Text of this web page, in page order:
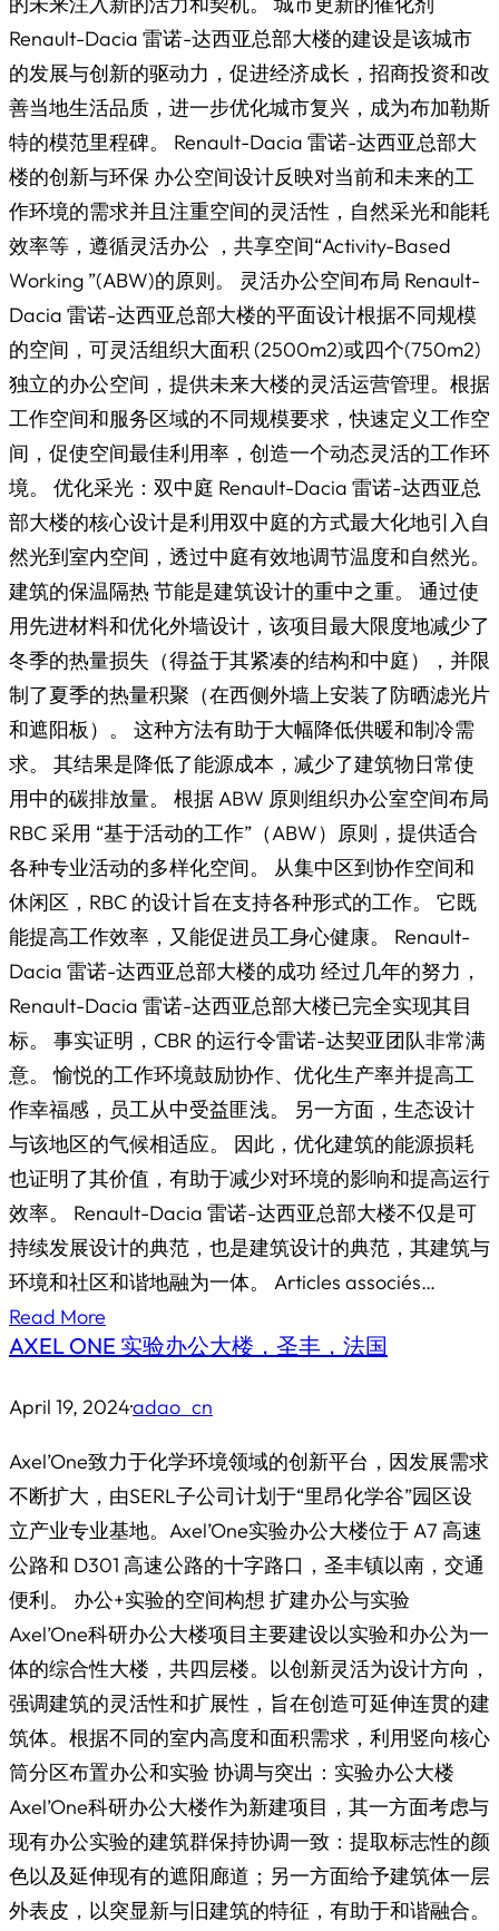
Renault-Dacia 雷诺-达西亚总部大楼的建设是该城市
的发展与创新的驱动力，促进经济成长，招商投资和改
善当地生活品质，进一步优化城市复兴，成为布加勒斯
特的模范里程碑。 Renault-Dacia 雷诺-达西亚总部大
楼的创新与环保 办公空间设计反映对当前和未来的工
作环境的需求并且注重空间的灵活性，自然采光和能耗
效率等，遵循灵活办公 ，共享空间“Activity-Based
Working ”(ABW)的原则。 灵活办公空间布局 Renault-
Dacia 雷诺-达西亚总部大楼的平面设计根据不同规模
的空间，可灵活组织大面积 (2500m2)或四个(750m2)
独立的办公空间，提供未来大楼的灵活运营管理。根据
工作空间和服务区域的不同规模要求，快速定义工作空
间，促使空间最佳利用率，创造一个动态灵活的工作环
境。 优化采光：双中庭 Renault-Dacia 雷诺-达西亚总
部大楼的核心设计是利用双中庭的方式最大化地引入自
然光到室内空间，透过中庭有效地调节温度和自然光。
建筑的保温隔热 节能是建筑设计的重中之重。 通过使
用先进材料和优化外墙设计，该项目最大限度地减少了
冬季的热量损失（得益于其紧凑的结构和中庭），并限
制了夏季的热量积聚（在西侧外墙上安装了防晒滤光片
和遮阳板）。 这种方法有助于大幅降低供暖和制冷需
求。 其结果是降低了能源成本，减少了建筑物日常使
用中的碳排放量。 根据 ABW 原则组织办公室空间布局
RBC 采用 “基于活动的工作”（ABW）原则，提供适合
各种专业活动的多样化空间。 从集中区到协作空间和
休闲区，RBC 的设计旨在支持各种形式的工作。 它既
能提高工作效率，又能促进员工身心健康。 Renault-
Dacia 雷诺-达西亚总部大楼的成功 经过几年的努力，
Renault-Dacia 雷诺-达西亚总部大楼已完全实现其目
标。 事实证明，CBR 的运行令雷诺-达契亚团队非常满
意。 愉悦的工作环境鼓励协作、优化生产率并提高工
作幸福感，员工从中受益匪浅。 另一方面，生态设计
与该地区的气候相适应。 因此，优化建筑的能源损耗
也证明了其价值，有助于减少对环境的影响和提高运行
效率。 Renault-Dacia 雷诺-达西亚总部大楼不仅是可
持续发展设计的典范，也是建筑设计的典范，其建筑与
环境和社区和谐地融为一体。 Articles associés…
Read More
AXEL ONE 实验办公大楼，圣丰，法国
April 19, 2024·adao_cn
Axel’One致力于化学环境领域的创新平台，因发展需求
不断扩大，由SERL子公司计划于“里昂化学谷”园区设
立产业专业基地。Axel’One实验办公大楼位于 A7 高速
公路和 D301 高速公路的十字路口，圣丰镇以南，交通
便利。 办公+实验的空间构想 扩建办公与实验
Axel’One科研办公大楼项目主要建设以实验和办公为一
体的综合性大楼，共四层楼。以创新灵活为设计方向，
强调建筑的灵活性和扩展性，旨在创造可延伸连贯的建
筑体。根据不同的室内高度和面积需求，利用竖向核心
筒分区布置办公和实验 协调与突出：实验办公大楼
Axel’One科研办公大楼作为新建项目，其一方面考虑与
现有办公实验的建筑群保持协调一致：提取标志性的颜
色以及延伸现有的遮阳廊道；另一方面给予建筑体一层
外表皮，以突显新与旧建筑的特征，有助于和谐融合。